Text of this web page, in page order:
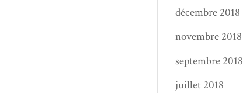
décembre 2018
novembre 2018
septembre 2018
juillet 2018